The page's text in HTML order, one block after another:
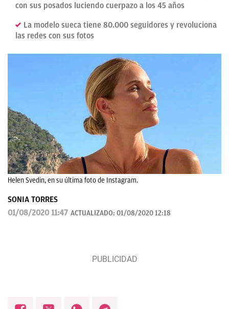
con sus posados luciendo cuerpazo a los 45 años
La modelo sueca tiene 80.000 seguidores y revoluciona
las redes con sus fotos
Helen Svedin, en su última foto de Instagram.
SONIA TORRES
01/08/2020 11:47 ACTUALIZADO: 01/08/2020 12:18